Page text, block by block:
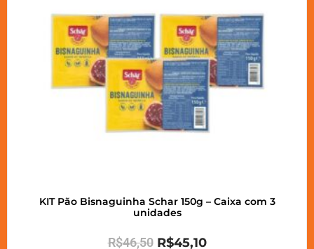
KIT Pão Bisnaguinha Schar 150g – Caixa com 3
unidades
R$46,50 R$45,10